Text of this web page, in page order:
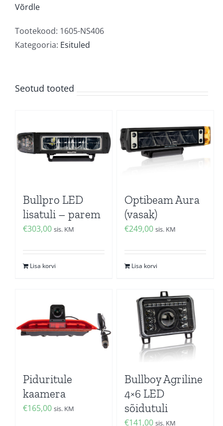
Võrdle
Tootekood: 1605-NS406
Kategooria: Esituled
Seotud tooted
Bullpro LED
lisatuli – parem
€303,00 sis. KM
Lisa korvi
Optibeam Aura
(vasak)
€249,00 sis. KM
Lisa korvi
Piduritule
kaamera
€165,00 sis. KM
Bullboy Agriline
4×6 LED
sõidutuli
€141,00 sis. KM